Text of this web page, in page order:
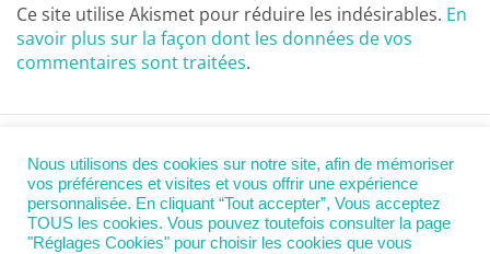
Ce site utilise Akismet pour réduire les indésirables. En
savoir plus sur la façon dont les données de vos
commentaires sont traitées.
Retour au début
Mobile Bureau
Nous utilisons des cookies sur notre site, afin de mémoriser
vos préférences et visites et vous offrir une expérience
personnalisée. En cliquant “Tout accepter”, Vous acceptez
TOUS les cookies. Vous pouvez toutefois consulter la page
"Réglages Cookies" pour choisir les cookies que vous